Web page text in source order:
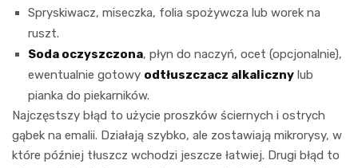
Spryskiwacz, miseczka, folia spożywcza lub worek na
ruszt.
Soda oczyszczona, płyn do naczyń, ocet (opcjonalnie),
ewentualnie gotowy odtłuszczacz alkaliczny lub
pianka do piekarników.
Najczęstszy błąd to użycie proszków ściernych i ostrych
gąbek na emalii. Działają szybko, ale zostawiają mikrorysy, w
które później tłuszcz wchodzi jeszcze łatwiej. Drugi błąd to